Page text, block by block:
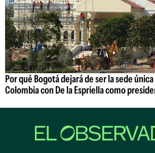
Por qué Bogotá dejará de ser la sede
Colombia con De la Espriella como